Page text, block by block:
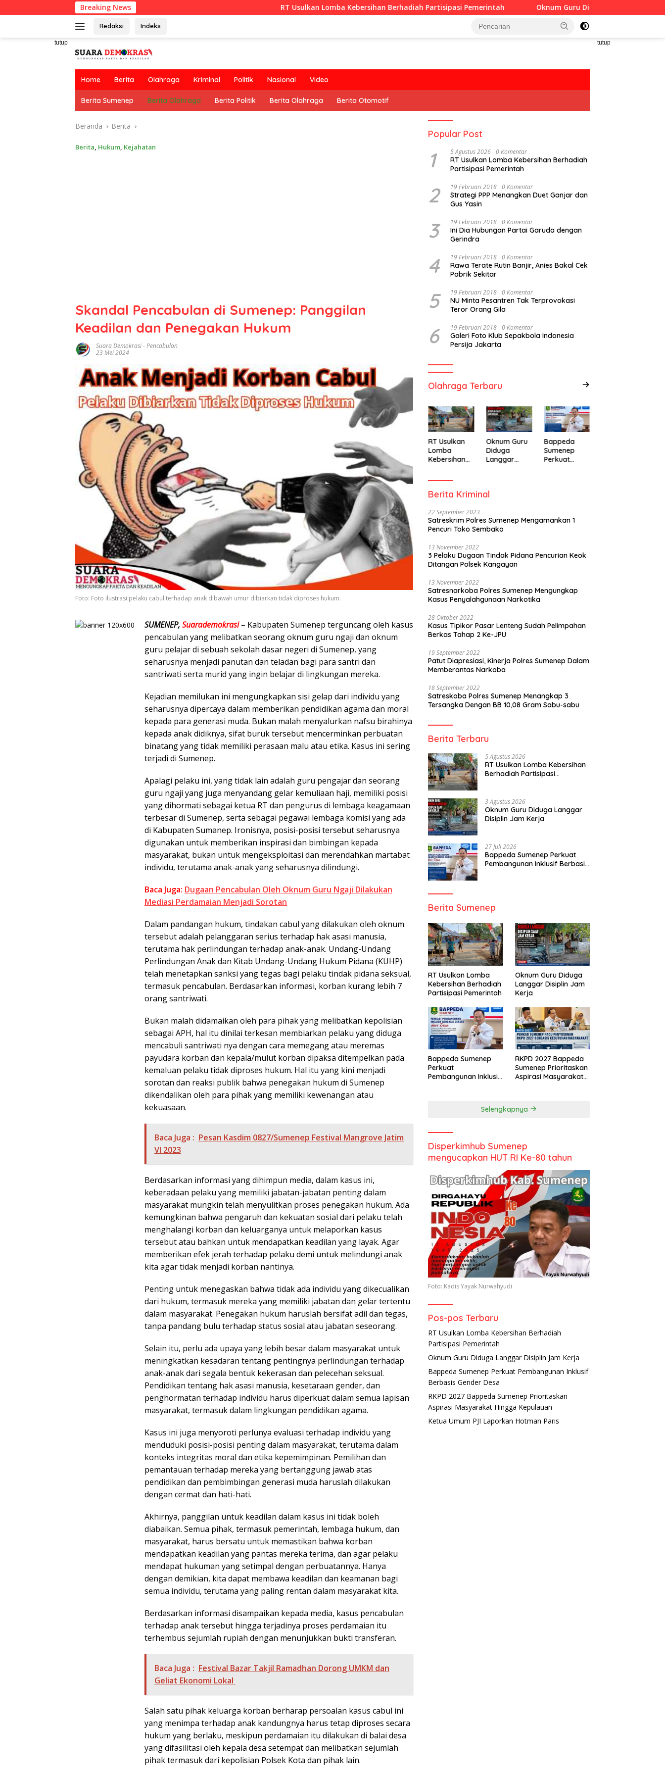
ke
Breaking News RT Usulkan Lomba Kebersihan Berhadiah Partisipasi Pemerintah Oknum Guru Diduga Langgar Disiplin Jam Kerja
Redaksi Indeks
tutup tutup
Home Berita Olahraga Kriminal Politik Nasional Video
Berita Sumenep Berita Olahraga Berita Politik Berita Olahraga Berita Otomotif
Beranda Berita
Berita, Hukum, Kejahatan
Skandal Pencabulan di Sumenep: Panggilan
Keadilan dan Penegakan Hukum
Suara Demokrasi-Pencabulan
23 Mei 2024
Foto: Foto ilustrasi pelaku cabul terhadap anak dibawah umur dibiarkan tidak diproses hukum.
SUMENEP, Suarademokrasi– Kabupaten Sumenep terguncang oleh kasus
pencabulan yang melibatkan seorang oknum guru ngaji dan oknum
guru pelajar di sebuah sekolah dasar negeri di Sumenep, yang
seharusnya menjadi panutan dan teladan bagi para santri dan
santriwati serta murid yang ingin belajar di lingkungan mereka.
Kejadian memilukan ini mengungkapkan sisi gelap dari individu yang
seharusnya dipercaya dalam memberikan pendidikan agama dan moral
kepada para generasi muda. Bukan malah menyalurkan nafsu birahinya
kepada anak didiknya, sifat buruk tersebut mencerminkan perbuatan
binatang yang tidak memiliki perasaan malu atau etika. Kasus ini sering
terjadi di Sumenep.
Apalagi pelaku ini, yang tidak lain adalah guru pengajar dan seorang
guru ngaji yang juga menyandang gelar kemuliaan haji, memiliki posisi
yang dihormati sebagai ketua RT dan pengurus di lembaga keagamaan
terbesar di Sumenep, serta sebagai pegawai lembaga komisi yang ada
di Kabupaten Sumanep. Ironisnya, posisi-posisi tersebut seharusnya
digunakan untuk memberikan inspirasi dan bimbingan kepada
masyarakat, bukan untuk mengeksploitasi dan merendahkan martabat
individu, terutama anak-anak yang seharusnya dilindungi.
Baca Juga: Dugaan Pencabulan Oleh Oknum Guru Ngaji Dilakukan
Mediasi Perdamaian Menjadi Sorotan
Dalam pandangan hukum, tindakan cabul yang dilakukan oleh oknum
tersebut adalah pelanggaran serius terhadap hak asasi manusia,
terutama hak perlindungan terhadap anak-anak. Undang-Undang
Perlindungan Anak dan Kitab Undang-Undang Hukum Pidana (KUHP)
telah menetapkan sanksi yang tegas bagi pelaku tindak pidana seksual,
termasuk pencabulan. Berdasarkan informasi, korban kurang lebih 7
orang santriwati.
Bukan malah didamaikan oleh para pihak yang melibatkan kepolisian
sebagai APH, hal itu dinilai terkesan membiarkan pelaku yang diduga
mencabuli santriwati nya dengan cara memegang atau meremas
payudara korban dan kepala/mulut korban dipaksa ditempelkan pada
kemaluan pelaku tidak diproses hukum. Hal itu yang kini menjadi
sorotan dan reaksi publik bahwa penegakan hukum di Sumenep
dikendalikan oleh para pihak yang memiliki kewenangan atau
kekuasaan.
Baca Juga : Pesan Kasdim 0827/Sumenep Festival Mangrove Jatim
VI 2023
Berdasarkan informasi yang dihimpun media, dalam kasus ini,
keberadaan pelaku yang memiliki jabatan-jabatan penting dalam
masyarakat mungkin telah menyulitkan proses penegakan hukum. Ada
kemungkinan bahwa pengaruh dan kekuatan sosial dari pelaku telah
menghalangi korban dan keluarganya untuk melaporkan kasus
tersebut atau bahkan untuk mendapatkan keadilan yang layak. Agar
memberikan efek jerah terhadap pelaku demi untuk melindungi anak
kita agar tidak menjadi korban nantinya.
Penting untuk menegaskan bahwa tidak ada individu yang dikecualikan
dari hukum, termasuk mereka yang memiliki jabatan dan gelar tertentu
dalam masyarakat. Penegakan hukum haruslah bersifat adil dan tegas,
tanpa pandang bulu terhadap status sosial atau jabatan seseorang.
Selain itu, perlu ada upaya yang lebih besar dalam masyarakat untuk
meningkatkan kesadaran tentang pentingnya perlindungan terhadap
anak-anak dari segala bentuk kekerasan dan pelecehan seksual.
Pendidikan tentang hak asasi manusia, kesetaraan gender, dan
penghormatan terhadap individu harus diperkuat dalam semua lapisan
masyarakat, termasuk dalam lingkungan pendidikan agama.
Kasus ini juga menyoroti perlunya evaluasi terhadap individu yang
menduduki posisi-posisi penting dalam masyarakat, terutama dalam
konteks integritas moral dan etika kepemimpinan. Pemilihan dan
pemantauan terhadap mereka yang bertanggung jawab atas
pendidikan dan pembimbingan generasi muda haruslah dilakukan
dengan cermat dan hati-hati.
Akhirnya, panggilan untuk keadilan dalam kasus ini tidak boleh
diabaikan. Semua pihak, termasuk pemerintah, lembaga hukum, dan
masyarakat, harus bersatu untuk memastikan bahwa korban
mendapatkan keadilan yang pantas mereka terima, dan agar pelaku
mendapat hukuman yang setimpal dengan perbuatannya. Hanya
dengan demikian, kita dapat membawa keadilan dan keamanan bagi
semua individu, terutama yang paling rentan dalam masyarakat kita.
Berdasarkan informasi disampaikan kepada media, kasus pencabulan
terhadap anak tersebut hingga terjadinya proses perdamaian itu
terhembus sejumlah rupiah dengan menunjukkan bukti transferan.
Baca Juga : Festival Bazar Takjil Ramadhan Dorong UMKM dan
Geliat Ekonomi Lokal
Salah satu pihak keluarga korban berharap persoalan kasus cabul ini
yang menimpa terhadap anak kandungnya harus tetap diproses secara
hukum yang berlaku, meskipun perdamaian itu dilakukan di balai desa
yang difasilitasi oleh kepala desa setempat dan melibatkan sejumlah
pihak termasuk dari kepolisian Polsek Kota dan pihak lain.
Popular Post
1 5 Agustus 2026 0 Komentar
RT Usulkan Lomba Kebersihan Berhadiah
Partisipasi Pemerintah
2 19 Februari 2018 0 Komentar
Strategi PPP Menangkan Duet Ganjar dan
Gus Yasin
3 19 Februari 2018 0 Komentar
Ini Dia Hubungan Partai Garuda dengan
Gerindra
4 19 Februari 2018 0 Komentar
Rawa Terate Rutin Banjir, Anies Bakal Cek
Pabrik Sekitar
5 19 Februari 2018 0 Komentar
NU Minta Pesantren Tak Terprovokasi
Teror Orang Gila
6 19 Februari 2018 0 Komentar
Galeri Foto Klub Sepakbola Indonesia
Persija Jakarta
Olahraga Terbaru
RT Usulkan
Lomba
Kebersihan
Oknum Guru
Diduga
Langgar
Bappeda
Sumenep
Perkuat
Berita Kriminal
22 September 2023
Satreskrim Polres Sumenep Mengamankan 1
Pencuri Toko Sembako
13 November 2022
3 Pelaku Dugaan Tindak Pidana Pencurian Keok
Ditangan Polsek Kangayan
13 November 2022
Satresnarkoba Polres Sumenep Mengungkap
Kasus Penyalahgunaan Narkotika
28 Oktober 2022
Kasus Tipikor Pasar Lenteng Sudah Pelimpahan
Berkas Tahap 2 Ke-JPU
19 September 2022
Patut Diapresiasi, Kinerja Polres Sumenep Dalam
Memberantas Narkoba
18 September 2022
Satreskoba Polres Sumenep Menangkap 3
Tersangka Dengan BB 10,08 Gram Sabu-sabu
Berita Terbaru
5 Agustus 2026
RT Usulkan Lomba Kebersihan
Berhadiah Partisipasi
3 Agustus 2026
Oknum Guru Diduga Langgar
Disiplin Jam Kerja
27 Juli 2026
Bappeda Sumenep Perkuat
Pembangunan Inklusif Berbasis
Berita Sumenep
RT Usulkan Lomba
Kebersihan Berhadiah
Partisipasi Pemerintah
Oknum Guru Diduga
Langgar Disiplin Jam
Kerja
Bappeda Sumenep
Perkuat
Pembangunan Inklusif
RKPD 2027 Bappeda
Sumenep Prioritaskan
Aspirasi Masyarakat
Selengkapnya
Disperkimhub Sumenep
mengucapkan HUT RI Ke-80 tahun
Foto: Kadis Yayak Nurwahyudi
Pos-pos Terbaru
RT Usulkan Lomba Kebersihan Berhadiah
Partisipasi Pemerintah
Oknum Guru Diduga Langgar Disiplin Jam Kerja
Bappeda Sumenep Perkuat Pembangunan Inklusif
Berbasis Gender Desa
RKPD 2027 Bappeda Sumenep Prioritaskan
Aspirasi Masyarakat Hingga Kepulauan
Ketua Umum PJI Laporkan Hotman Paris